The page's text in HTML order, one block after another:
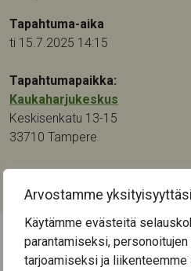
Arvostamme yksityisyyttäsi
Käytämme evästeitä
parantamiseksi,
tarjoamiseksi ja
Tapahtuma-aika
ti 15.7.2025 14:15
Tapahtumapaikka:
Kaukaharjukeskus
Keskisenkatu 13-15
33710 Tampere
Liikunta
← Näytä kaikki